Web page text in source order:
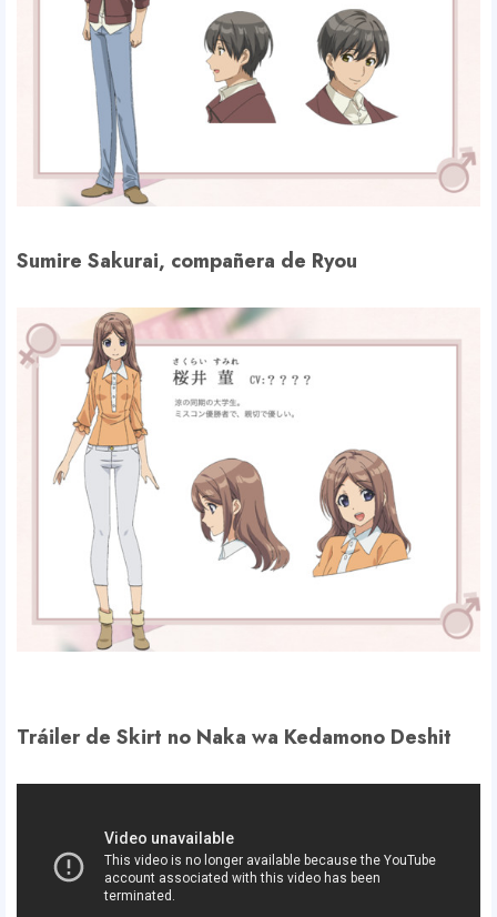
Sumire Sakurai, compañera de Ryou
Tráiler de Skirt no Naka wa Kedamono Deshit